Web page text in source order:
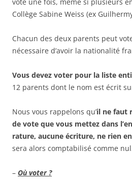
Collège Sabine Weiss (ex
Chacun des deux parents peut
nécessaire d’avoir la nationalité
Vous devez voter pour la liste
12 parents dont le nom est écrit
Nous vous rappelons qu’il ne faut
de vote que vous mettez dans
rature, aucune écriture, ne rien
sera alors comptabilisé comme
– Où voter ?